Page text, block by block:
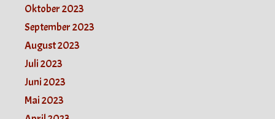
Oktober 2023
September 2023
August 2023
Juli 2023
Juni 2023
Mai 2023